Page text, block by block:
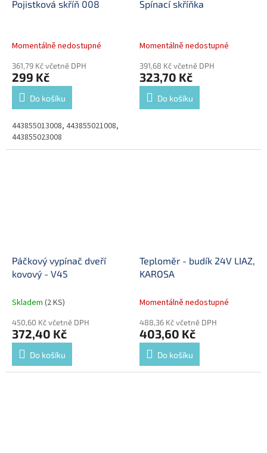
Pojistková skříň 008
Momentálně nedostupné
361,79 Kč včetně DPH
299 Kč
Do košíku
443855013008, 443855021008,
443855023008
Spínací skříňka
Momentálně nedostupné
391,68 Kč včetně DPH
323,70 Kč
Do košíku
Páčkový vypínač dveří
kovový - V45
Skladem (2 KS)
450,60 Kč včetně DPH
372,40 Kč
Do košíku
Teploměr - budík 24V LIAZ,
KAROSA
Momentálně nedostupné
488,36 Kč včetně DPH
403,60 Kč
Do košíku